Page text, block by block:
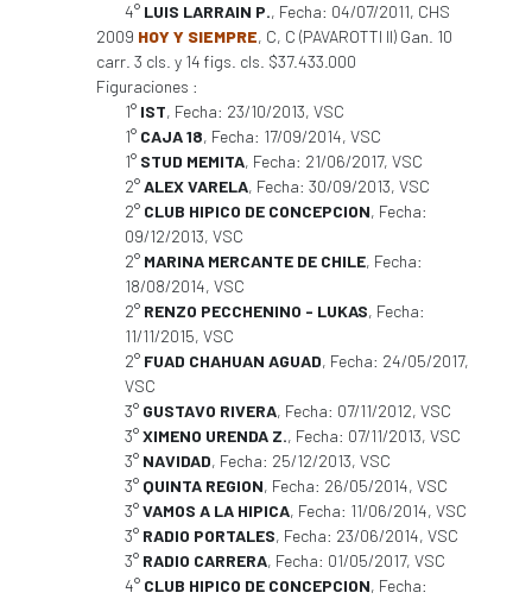
4° LUIS LARRAIN P., Fecha: 04/07/2011, CHS
2009 HOY Y SIEMPRE, C, C (PAVAROTTI II) Gan. 10
carr. 3 cls. y 14 figs. cls. $37.433.000
Figuraciones :
1° IST, Fecha: 23/10/2013, VSC
1° CAJA 18, Fecha: 17/09/2014, VSC
1° STUD MEMITA, Fecha: 21/06/2017, VSC
2°ALEX VARELA, Fecha: 30/09/2013, VSC
2° CLUB HIPICO DE CONCEPCION, Fecha:
09/12/2013, VSC
2° MARINA MERCANTE DE CHILE, Fecha:
18/08/2014, VSC
2° RENZO PECCHENINO - LUKAS, Fecha:
11/11/2015, VSC
2° FUAD CHAHUAN AGUAD, Fecha: 24/05/2017,
VSC
3° GUSTAVO RIVERA, Fecha: 07/11/2012, VSC
3°XIMENO URENDA Z., Fecha: 07/11/2013, VSC
3° NAVIDAD, Fecha: 25/12/2013, VSC
3° QUINTA REGION, Fecha: 26/05/2014, VSC
3°VAMOS A LA HIPICA, Fecha: 11/06/2014, VSC
3° RADIO PORTALES, Fecha: 23/06/2014, VSC
3° RADIO CARRERA, Fecha: 01/05/2017, VSC
4° CLUB HIPICO DE CONCEPCION, Fecha: